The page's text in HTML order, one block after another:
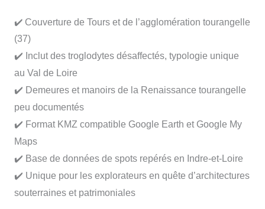
✔️ Couverture de Tours et de l’agglomération tourangelle
(37)
✔️ Inclut des troglodytes désaffectés, typologie unique
au Val de Loire
✔️ Demeures et manoirs de la Renaissance tourangelle
peu documentés
✔️ Format KMZ compatible Google Earth et Google My
Maps
✔️ Base de données de spots repérés en Indre-et-Loire
✔️ Unique pour les explorateurs en quête d’architectures
souterraines et patrimoniales